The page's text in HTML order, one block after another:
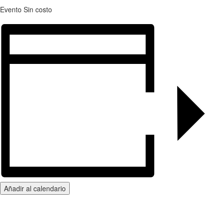
Evento Sin costo
Añadir al calendario